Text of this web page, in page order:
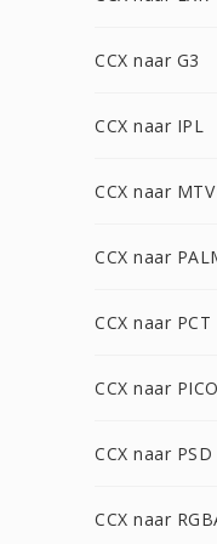
CCX naar G3
CCX naar IPL
CCX naar MTV
CCX naar
CCX naar PCT
CCX naar
CCX naar PSD
CCX naar